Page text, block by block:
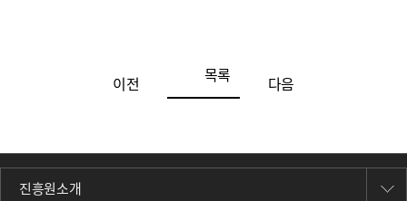
이전 목록 다음
진흥원소개